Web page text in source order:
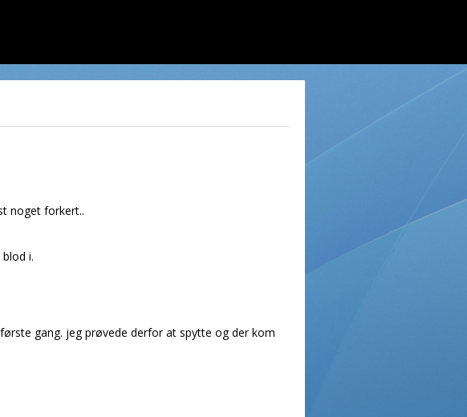
noget forkert..
i.
gang. jeg prøvede derfor at spytte og der kom